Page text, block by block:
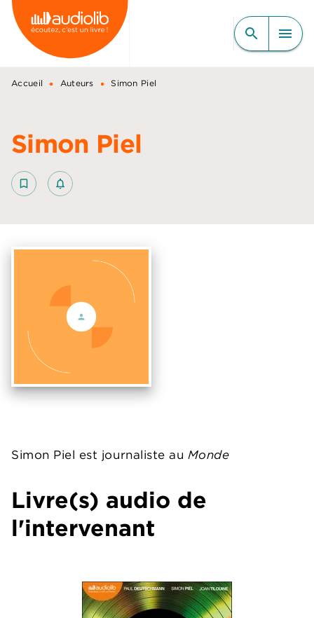
MENU RECHERCHE
CONTENU
PIED DE PAGE
search menu
Accueil • Auteurs • Simon Piel
Simon Piel
bookmark_border notifications_none_outlined
Simon Piel est journaliste au Monde
Livre(s) audio de
l'intervenant